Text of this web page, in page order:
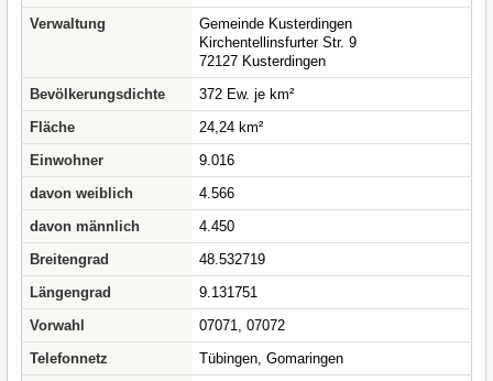
Verwaltung
Gemeinde Kusterdingen
Kirchentellinsfurter Str. 9
72127 Kusterdingen
Bevölkerungsdichte
372 Ew. je km²
Fläche
24,24 km²
Einwohner
9.016
davon weiblich
4.566
davon männlich
4.450
Breitengrad
48.532719
Längengrad
9.131751
Vorwahl
07071, 07072
Telefonnetz
Tübingen, Gomaringen